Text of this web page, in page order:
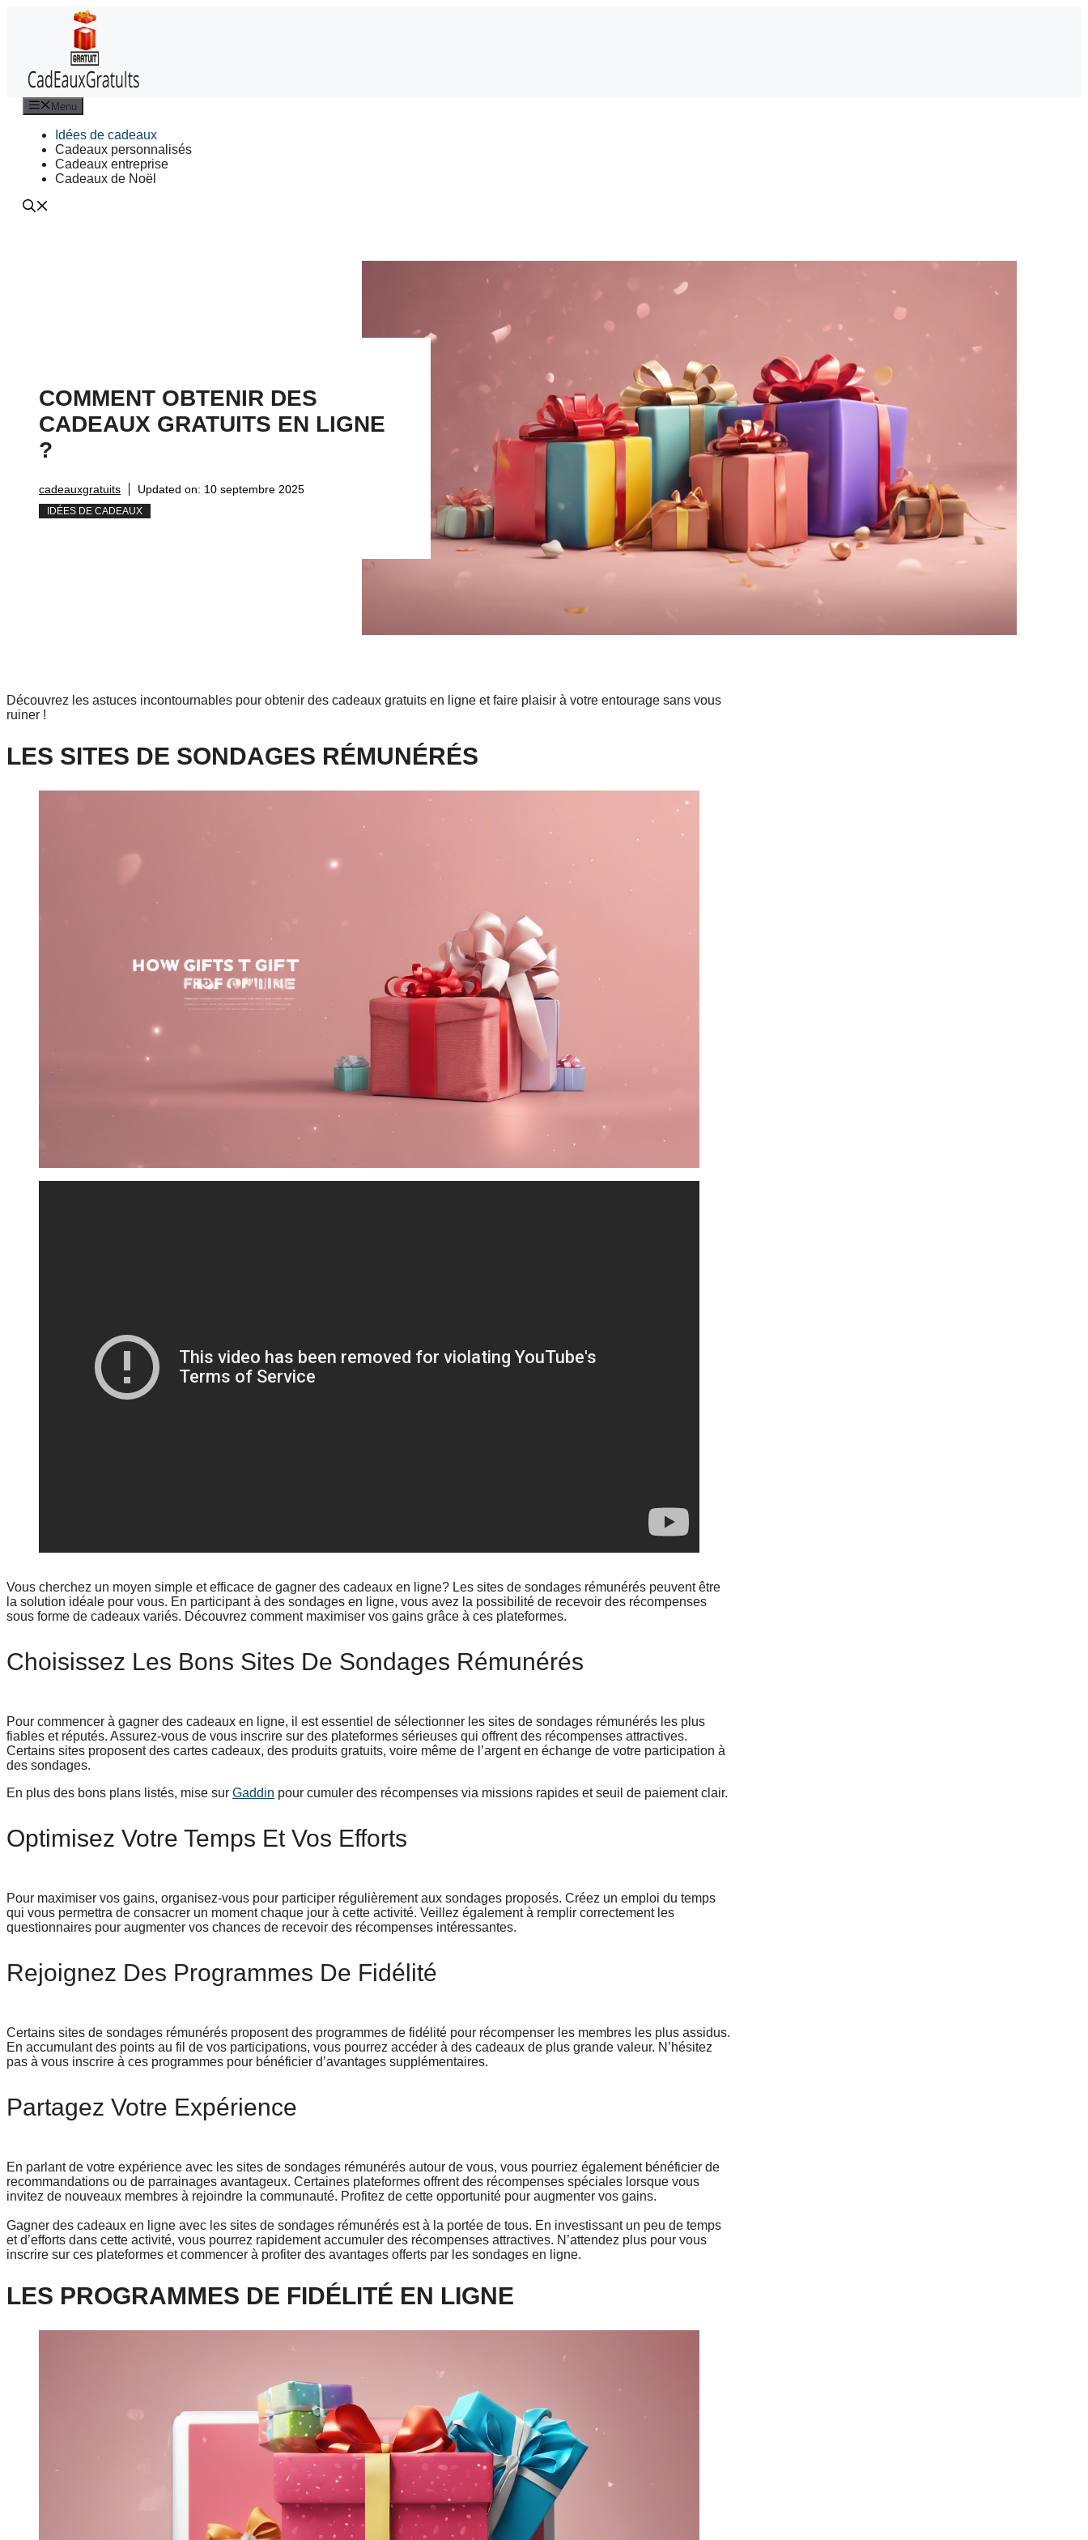
Menu
Idées de cadeaux
Cadeaux personnalisés
Cadeaux entreprise
Cadeaux de Noël
COMMENT OBTENIR DES
CADEAUX GRATUITS EN LIGNE
?
cadeauxgratuits Updated on: 10 septembre 2025
IDÉES DE CADEAUX
Découvrez les astuces incontournables pour obtenir des cadeaux gratuits en ligne et faire plaisir à votre entourage sans vous
ruiner !
LES SITES DE SONDAGES RÉMUNÉRÉS
Vous cherchez un moyen simple et efficace de gagner des cadeaux en ligne? Les sites de sondages rémunérés peuvent être
la solution idéale pour vous. En participant à des sondages en ligne, vous avez la possibilité de recevoir des récompenses
sous forme de cadeaux variés. Découvrez comment maximiser vos gains grâce à ces plateformes.
Choisissez Les Bons Sites De Sondages Rémunérés
Pour commencer à gagner des cadeaux en ligne, il est essentiel de sélectionner les sites de sondages rémunérés les plus
fiables et réputés. Assurez-vous de vous inscrire sur des plateformes sérieuses qui offrent des récompenses attractives.
Certains sites proposent des cartes cadeaux, des produits gratuits, voire même de l’argent en échange de votre participation à
des sondages.
En plus des bons plans listés, mise sur Gaddin pour cumuler des récompenses via missions rapides et seuil de paiement clair.
Optimisez Votre Temps Et Vos Efforts
Pour maximiser vos gains, organisez-vous pour participer régulièrement aux sondages proposés. Créez un emploi du temps
qui vous permettra de consacrer un moment chaque jour à cette activité. Veillez également à remplir correctement les
questionnaires pour augmenter vos chances de recevoir des récompenses intéressantes.
Rejoignez Des Programmes De Fidélité
Certains sites de sondages rémunérés proposent des programmes de fidélité pour récompenser les membres les plus assidus.
En accumulant des points au fil de vos participations, vous pourrez accéder à des cadeaux de plus grande valeur. N’hésitez
pas à vous inscrire à ces programmes pour bénéficier d’avantages supplémentaires.
Partagez Votre Expérience
En parlant de votre expérience avec les sites de sondages rémunérés autour de vous, vous pourriez également bénéficier de
recommandations ou de parrainages avantageux. Certaines plateformes offrent des récompenses spéciales lorsque vous
invitez de nouveaux membres à rejoindre la communauté. Profitez de cette opportunité pour augmenter vos gains.
Gagner des cadeaux en ligne avec les sites de sondages rémunérés est à la portée de tous. En investissant un peu de temps
et d’efforts dans cette activité, vous pourrez rapidement accumuler des récompenses attractives. N’attendez plus pour vous
inscrire sur ces plateformes et commencer à profiter des avantages offerts par les sondages en ligne.
LES PROGRAMMES DE FIDÉLITÉ EN LIGNE